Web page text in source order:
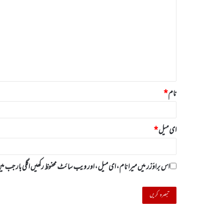
نام*
ای میل*
اس براؤزر میں میرا نام، ای میل، اور ویب سائٹ محفوظ رکھیں اگلی بار